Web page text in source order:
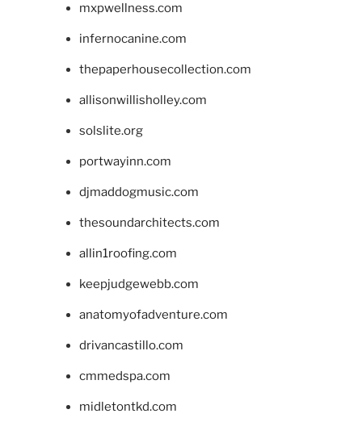
mxpwellness.com
infernocanine.com
thepaperhousecollection.com
allisonwillisholley.com
solslite.org
portwayinn.com
djmaddogmusic.com
thesoundarchitects.com
allin1roofing.com
keepjudgewebb.com
anatomyofadventure.com
drivancastillo.com
cmmedspa.com
midletontkd.com